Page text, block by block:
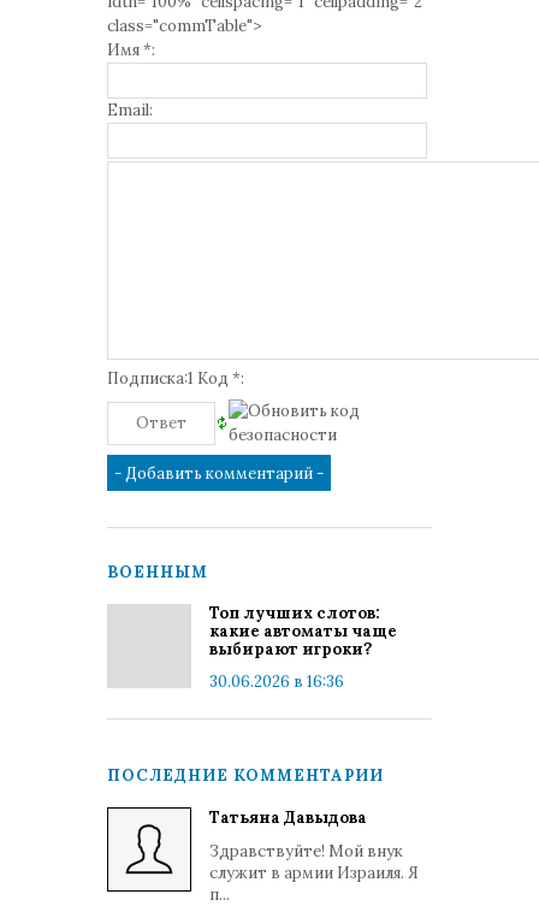
class="commTable">
Имя *:
Email:
Подписка:1 Код *:
ВОЕННЫМ
Топ лучших слотов:
какие автоматы чаще
выбирают игроки?
30.06.2026 в 16:36
ПОСЛЕДНИЕ КОММЕНТАРИИ
Татьяна Давыдова
Здравствуйте! Мой внук
служит в армии Израиля. Я
п...